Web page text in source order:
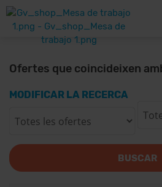
Ofertes que coincideixen
MODIFICAR LA RECERCA
BUSCAR